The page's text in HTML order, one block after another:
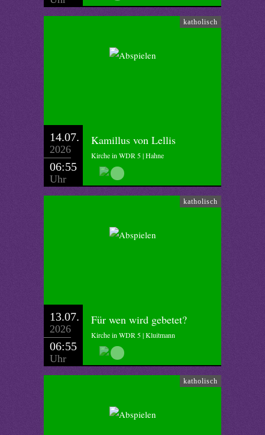
katholisch
14.07.
2026
06:55
Uhr
Kamillus von Lellis
Kirche in WDR 5 | Hahne
katholisch
13.07.
2026
06:55
Uhr
Für wen wird gebetet?
Kirche in WDR 5 | Kluitmann
katholisch